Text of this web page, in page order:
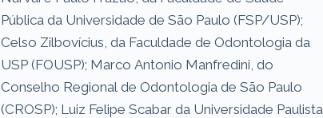
Pública da Universidade de São Paulo (FSP/USP);
Celso Zilbovícius, da Faculdade de Odontologia da
USP (FOUSP); Marco Antonio Manfredini, do
Conselho Regional de Odontologia de São Paulo
(CROSP); Luiz Felipe Scabar da Universidade Paulista